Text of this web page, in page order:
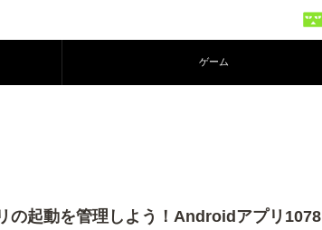
ゲーム
の起動を管理しよう！Androidアプリ1078